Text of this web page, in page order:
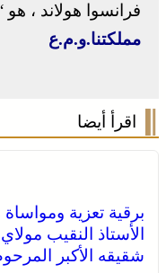
فرانسوا هولاند ،
مملكتنا.و.م.ع
اقرأ أيضا
برقية تعزية
الأستاذ النقيب
شقيقه الأكبر